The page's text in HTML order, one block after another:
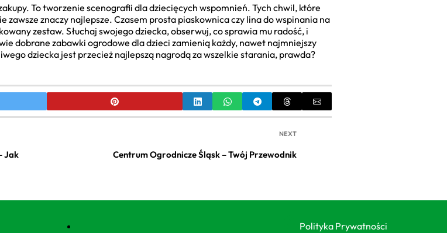
To tworzenie scenografii dla dziecięcych wspomnień. Tych chwil, które
zawsze znaczy najlepsze. Czasem prosta piaskownica czy lina do wspinania na
zestaw. Słuchaj swojego dziecka, obserwuj, co sprawia mu radość, i
dobrane zabawki ogrodowe dla dzieci zamienią każdy, nawet najmniejszy
dziecka jest przecież najlepszą nagrodą za wszelkie starania, prawda?
Jak
NEXT
Centrum Ogrodnicze Śląsk – Twój Przewodnik
Polityka Prywatności